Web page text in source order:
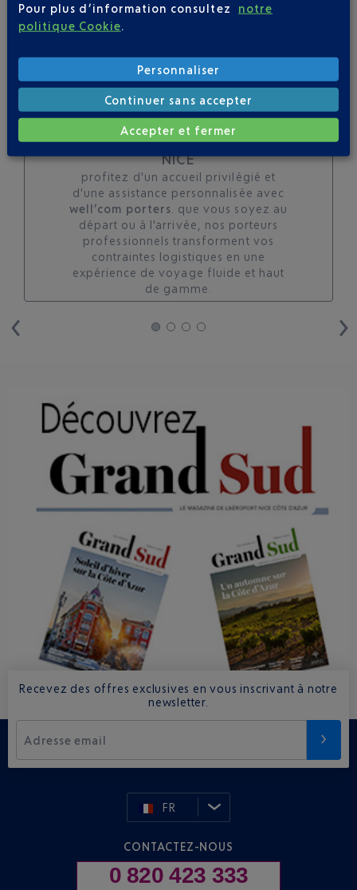
SERVICE PORTEURS DE
BAGAGES : VOYAGEZ LÉGER À
NICE
profitez d'un accueil privilégié et
d'une assistance personnalisée avec
well’com porters . que vous soyez au
départ ou à l'arrivée, nos porteurs
professionnels transforment vos
contraintes logistiques en une
expérience de voyage fluide et haut
de gamme.
Recevez des offres exclusives en vous inscrivant à notre
newsletter.
Adresse email
FR
CONTACTEZ-NOUS
0 820 423 333
Pour plus d’information consultez
notre
politique Cookie.
Personnaliser
Continuer sans accepter
Accepter et fermer